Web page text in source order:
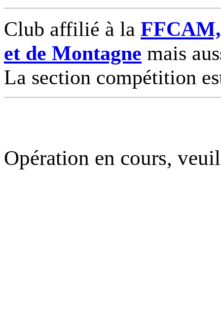
Club affilié à la
et de Montagne mais
La section compétition
Opération en cours,